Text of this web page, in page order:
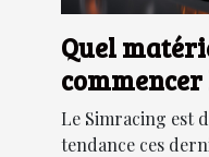
Quel
2022 ?
Le Simracing est
tendance ces